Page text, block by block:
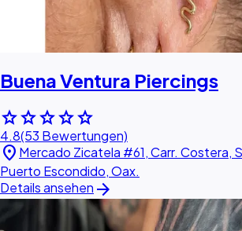
Buena Ventura Piercings
starstarstarstarstar
4.8(53 Bewertungen)
location_on Mercado Zicatela #61, Carr. Costera,
Puerto Escondido, Oax.
Details ansehen arrow_forward